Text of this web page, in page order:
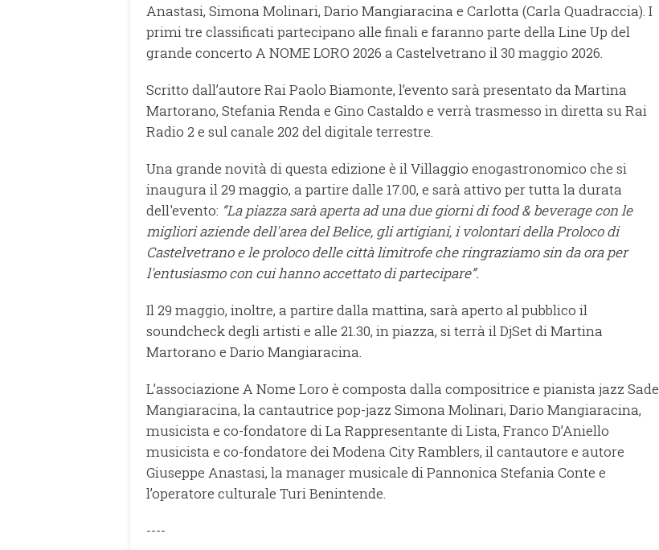
Anastasi, Simona Molinari, Dario Mangiaracina e Carlotta (Carla Quadraccia). I
primi tre classificati partecipano alle finali e faranno parte della Line Up del
grande concerto A NOME LORO 2026 a Castelvetrano il 30 maggio 2026.
Scritto dall’autore Rai Paolo Biamonte, l’evento sarà presentato da Martina
Martorano, Stefania Renda e Gino Castaldo e verrà trasmesso in diretta su Rai
Radio 2 e sul canale 202 del digitale terrestre.
Una grande novità di questa edizione è il Villaggio enogastronomico che si
inaugura il 29 maggio, a partire dalle 17.00, e sarà attivo per tutta la durata
dell'evento: “La piazza sarà aperta ad una due giorni di food & beverage con le
migliori aziende dell'area del Belice, gli artigiani, i volontari della Proloco di
Castelvetrano e le proloco delle città limitrofe che ringraziamo sin da ora per
l'entusiasmo con cui hanno accettato di partecipare”.
Il 29 maggio, inoltre, a partire dalla mattina, sarà aperto al pubblico il
soundcheck degli artisti e alle 21.30, in piazza, si terrà il DjSet di Martina
Martorano e Dario Mangiaracina.
L’associazione A Nome Loro è composta dalla compositrice e pianista jazz Sade
Mangiaracina, la cantautrice pop-jazz Simona Molinari, Dario Mangiaracina,
musicista e co-fondatore di La Rappresentante di Lista, Franco D’Aniello
musicista e co-fondatore dei Modena City Ramblers, il cantautore e autore
Giuseppe Anastasi, la manager musicale di Pannonica Stefania Conte e
l’operatore culturale Turi Benintende.
----